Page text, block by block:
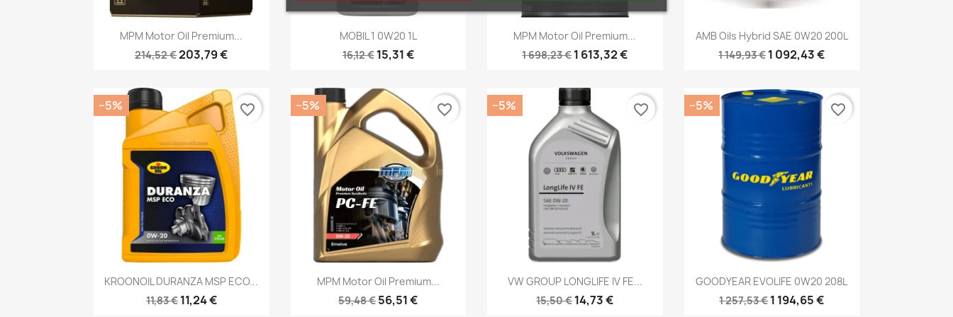
Kiirvaade
MPM Motor Oil Premium...
214,52 €203,79 €
Kiirvaade
MOBIL 1 0W20 1L
16,12 € 15,31 €
Kiirvaade
MPM Motor Oil Premium...
1 698,23 €1 613,32 €
Kiirvaade
AMB Oils Hybrid SAE 0W20 200L
1 149,93 €1 092,43 €
Kiirvaade
KROONOIL DURANZA MSP ECO...
11,83 € 11,24 €
−5% favorite_border
Kiirvaade
MPM Motor Oil Premium...
59,48 €56,51 €
−5% favorite_border
Kiirvaade
VW GROUP LONGLIFE IV FE...
15,50 €14,73 €
−5% favorite_border
Kiirvaade
GOODYEAR EVOLIFE 0W20 208L
1 257,53 €1 194,65 €
−5% favorite_border